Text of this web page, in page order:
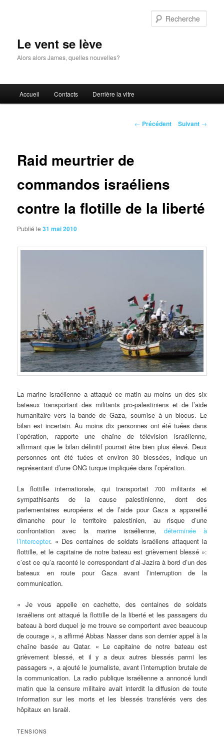
Le vent se lève
Alors alors James, quelles nouvelles?
principal
Accueil Contacts Derrière la vitre
Navigation
← Précédent Suivant →
Raid meurtrier de
commandos israéliens
contre la flotille de la liberté
Publié le31 mai 2010
La marine israélienne a attaqué ce matin au moins un des six
bateaux transportant des militants pro-palestiniens et de l’aide
humanitaire vers la bande de Gaza, soumise à un blocus. Le
bilan est incertain. Au moins dix personnes ont été tuées dans
l’opération, rapporte une chaîne de télévision israélienne,
affirmant que le bilan définitif pourrait être bien plus élevé. Deux
personnes ont été tuées et environ 30 blessées, indique un
représentant d’une ONG turque impliquée dans l’opération.
La flottille internationale, qui transportait 700 militants et
sympathisants de la cause palestinienne, dont des
parlementaires européens et de l’aide pour Gaza a appareillé
dimanche pour le territoire palestinien, au risque d’une
confrontation avec la marine israélienne, déterminée à
l’intercepter. « Des centaines de soldats israéliens attaquent la
flottille, et le capitaine de notre bateau est grièvement blessé »:
c’est ce qu’a raconté le correspondant d’al-Jazira à bord d’un des
bateaux en route pour Gaza avant l’interruption de la
communication.
« Je vous appelle en cachette, des centaines de soldats
israéliens ont attaqué la flottille de la liberté et les passagers du
bateau à bord duquel je me trouve se comportent avec beaucoup
de courage », a affirmé Abbas Nasser dans son dernier appel à la
chaîne basée au Qatar. « Le capitaine de notre bateau est
grièvement blessé, et il y a deux autres blessés parmi les
passagers », a ajouté le journaliste, avant l’interruption brutale de
la communication. La radio publique israélienne a annoncé lundi
matin que la censure militaire avait interdit la diffusion de toute
information sur les morts et les blessés transférés vers des
hôpitaux en Israël.
TENSIONS